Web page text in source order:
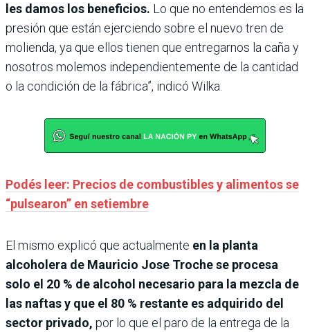
les damos los beneficios. Lo que no entendemos es la
presión que están ejerciendo sobre el nuevo tren de
molienda, ya que ellos tienen que entregarnos la caña y
nosotros molemos independientemente de la cantidad
o la condición de la fábrica”, indicó Wilka.
Podés leer: Precios de combustibles y alimentos se
“pulsearon” en setiembre
El mismo explicó que actualmente en la planta
alcoholera de Mauricio Jose Troche se procesa
solo el 20 % de alcohol necesario para la mezcla de
las naftas y que el 80 % restante es adquirido del
sector privado, por lo que el paro de la entrega de la